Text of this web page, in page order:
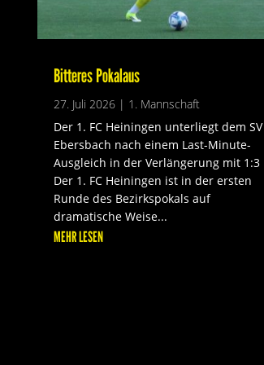
Bitteres Pokalaus
27. Juli 2026 | 1. Mannschaft
Der 1. FC Heiningen unterliegt dem SV
Ebersbach nach einem Last-Minute-
Ausgleich in der Verlängerung mit 1:3
Der 1. FC Heiningen ist in der ersten
Runde des Bezirkspokals auf
dramatische Weise...
MEHR LESEN